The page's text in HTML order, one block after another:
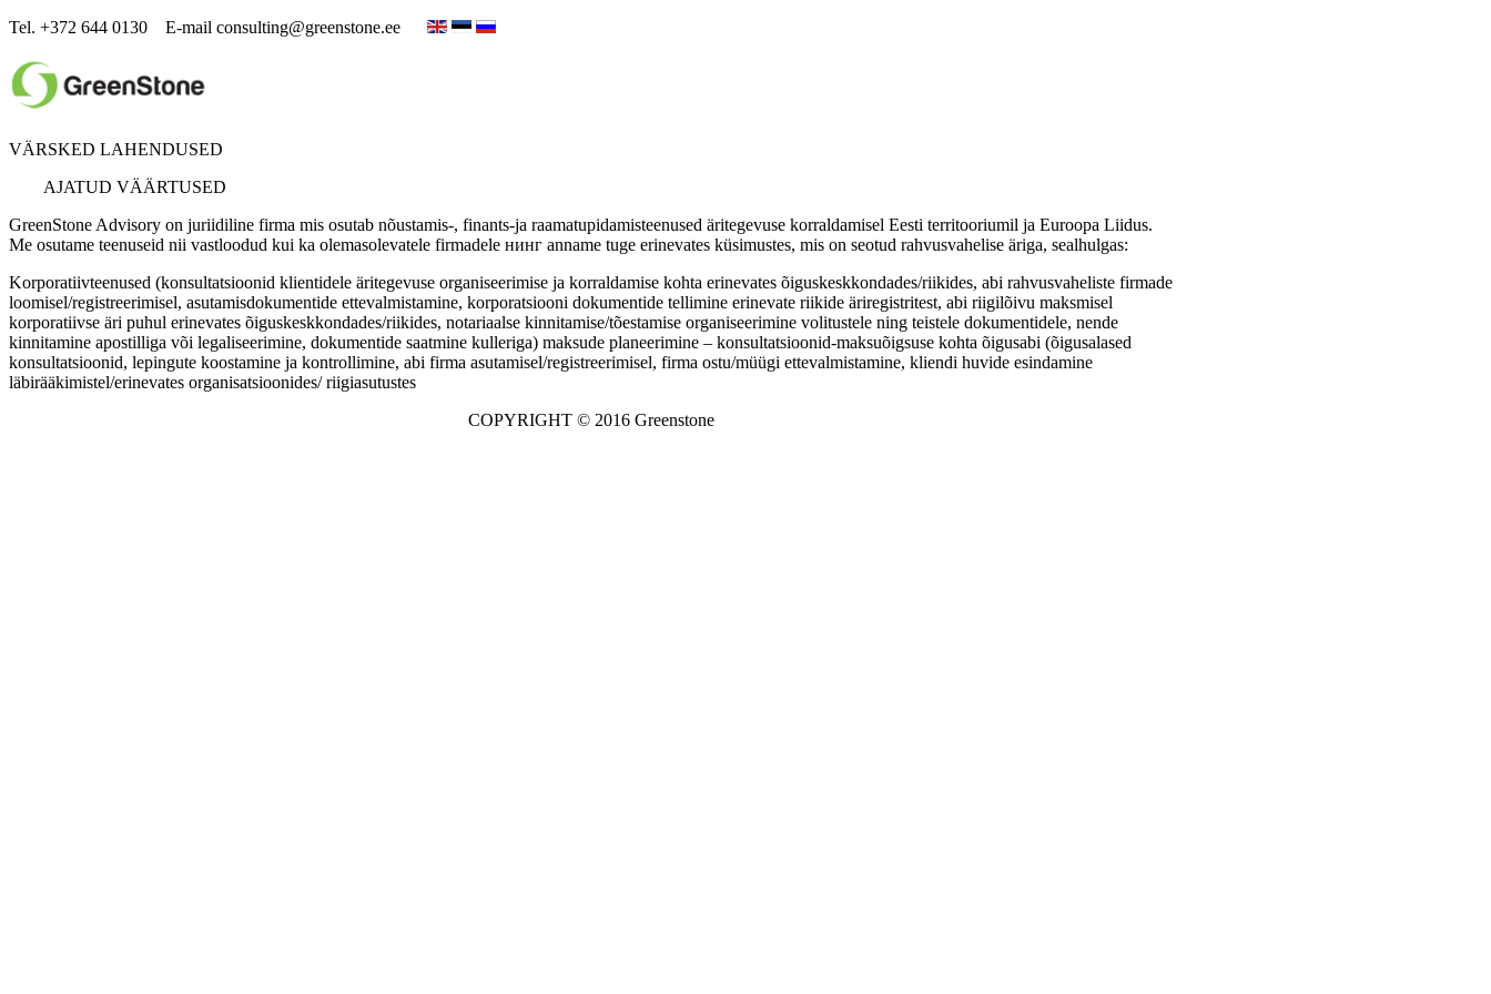
Tel. +372 644 0130 E-mail consulting@greenstone.ee
VÄRSKED LAHENDUSED
AJATUD VÄÄRTUSED
GreenStone Advisory on juriidiline firma mis osutab nõustamis-, finants-ja raamatupidamisteenused äritegevuse korraldamisel Eesti territooriumil ja Euroopa Liidus.
Ме osutame teenuseid nii vastloodud kui ka olemasolevatele firmadele нинг аnname tuge erinevates küsimustes, mis on seotud rahvusvahelise äriga, sealhulgas:
Korporatiivteenused (konsultatsioonid klientidele äritegevuse organiseerimise ja korraldamise kohta erinevates õiguskeskkondades/riikides, abi rahvusvaheliste firmade
loomisel/registreerimisel, asutamisdokumentide ettevalmistamine, korporatsiooni dokumentide tellimine erinevate riikide äriregistritest, abi riigilõivu maksmisel
korporatiivse äri puhul erinevates õiguskeskkondades/riikides, notariaalse kinnitamise/tõestamise organiseerimine volitustele ning teistele dokumentidele, nende
kinnitamine apostilliga või legaliseerimine, dokumentide saatmine kulleriga) maksude planeerimine – konsultatsioonid-maksuõigsuse kohta õigusabi (õigusalased
konsultatsioonid, lepingute koostamine ja kontrollimine, abi firma asutamisel/registreerimisel, firma ostu/müügi ettevalmistamine, kliendi huvide esindamine
läbirääkimistel/erinevates organisatsioonides/ riigiasutustes
COPYRIGHT © 2016 Greenstone